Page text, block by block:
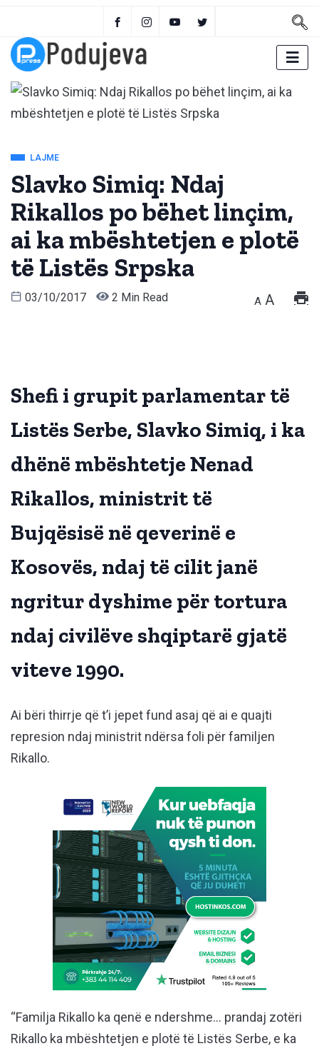
LAJME
Slavko Simiq: Ndaj
Rikallos po bëhet linçim,
ai ka mbështetjen e plotë
të Listës Srpska
03/10/2017 2 Min Read A A
Shefi i grupit parlamentar të
Listës Serbe, Slavko Simiq, i ka
dhënë mbështetje Nenad
Rikallos, ministrit të
Bujqësisë në qeverinë e
Kosovës, ndaj të cilit janë
ngritur dyshime për tortura
ndaj civilëve shqiptarë gjatë
viteve 1990.
Ai bëri thirrje që t’i jepet fund asaj që ai e quajti
represion ndaj ministrit ndërsa foli për familjen
Rikallo.
“Familja Rikallo ka qenë e ndershme… prandaj zotëri
Rikallo ka mbështetjen e plotë të Listës Serbe, e ka